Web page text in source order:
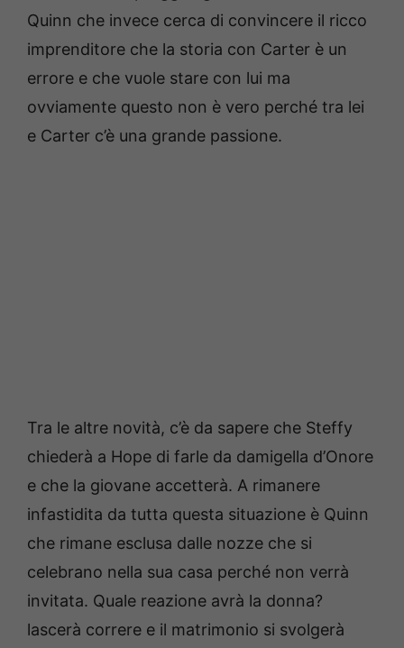
Quinn che invece cerca di convincere il ricco
imprenditore che la storia con Carter è un
errore e che vuole stare con lui ma
ovviamente questo non è vero perché tra lei
e Carter c’è una grande passione.
Tra le altre novità, c’è da sapere che Steffy
chiederà a Hope di farle da damigella d’Onore
e che la giovane accetterà. A rimanere
infastidita da tutta questa situazione è Quinn
che rimane esclusa dalle nozze che si
celebrano nella sua casa perché non verrà
invitata. Quale reazione avrà la donna?
lascerà correre e il matrimonio si svolgerà